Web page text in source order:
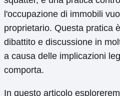
l'occupazione di immobili
proprietario. Questa pratica
dibattito e discussione in
a causa delle implicazioni
comporta.
In questo articolo